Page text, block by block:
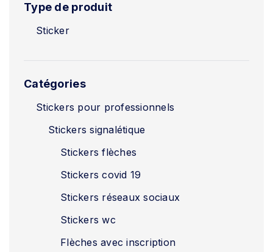
Type de produit
Sticker
Catégories
Stickers pour professionnels
Stickers signalétique
Stickers flèches
Stickers covid 19
Stickers réseaux sociaux
Stickers wc
Flèches avec inscription